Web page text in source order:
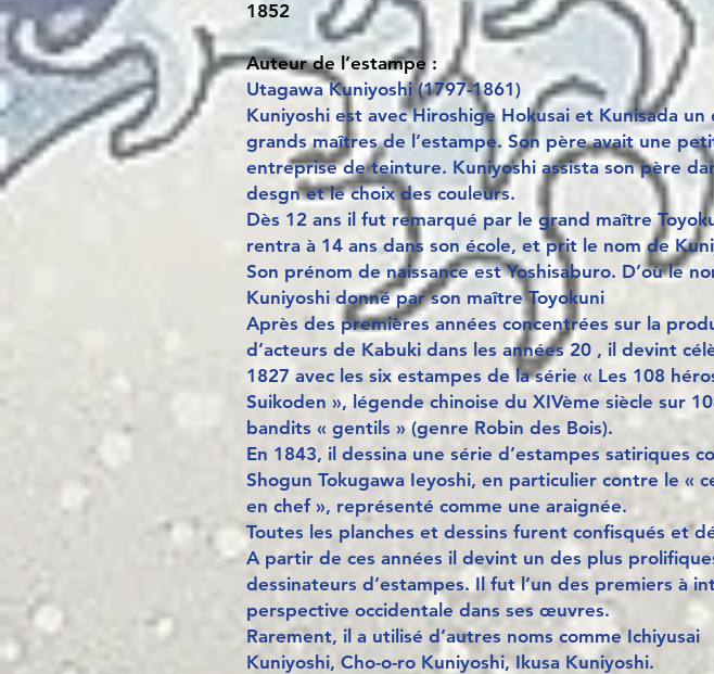
1852
Auteur de l’estampe :
Utagawa Kuniyoshi (1797-1861)
Kuniyoshi est avec Hiroshige Hokusai et Kunisada un
grands maîtres de l’estampe. Son père avait une
entreprise de teinture. Kuniyoshi assista son père
desgn et le choix des couleurs.
Dès 12 ans il fut remarqué par le grand maître
rentra à 14 ans dans son école, et prit le nom de
Son prénom de naissance est Yoshisaburo. D’où le
Kuniyoshi donné par son maître Toyokuni
Après des premières années concentrées sur la
d’acteurs de Kabuki dans les années 20 , il devint
1827 avec les six estampes de la série « Les 108
Suikoden », légende chinoise du XIVème siècle sur
bandits « gentils » (genre Robin des Bois).
En 1843, il dessina une série d’estampes satiriques
Shogun Tokugawa Ieyoshi, en particulier contre le «
en chef », représenté comme une araignée.
Toutes les planches et dessins furent confisqués et
A partir de ces années il devint un des plus
dessinateurs d’estampes. Il fut l’un des premiers à
perspective occidentale dans ses œuvres.
Rarement, il a utilisé d’autres noms comme Ichiyusai
Kuniyoshi, Cho-o-ro Kuniyoshi, Ikusa Kuniyoshi.